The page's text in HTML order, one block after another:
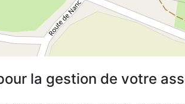
la gestion de votre